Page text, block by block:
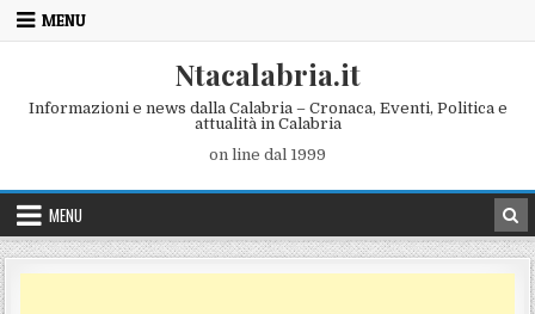
Skip to content
MENU
Ntacalabria.it
Informazioni e news dalla Calabria – Cronaca, Eventi, Politica e
attualità in Calabria
on line dal 1999
MENU